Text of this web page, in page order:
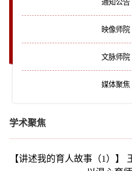
通知公告
映像师院
文脉师院
媒体聚焦
学术聚焦
【讲述我的育人故事（1）】